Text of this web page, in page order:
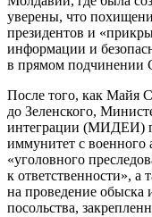
уверены, что
президентов и
информации и
в прямом подчинении
После того, как Майя
до Зеленского,
интеграции (МИДЕИ)
иммунитет с военного
«уголовного
к ответственности», а
на проведение обыска
посольства,